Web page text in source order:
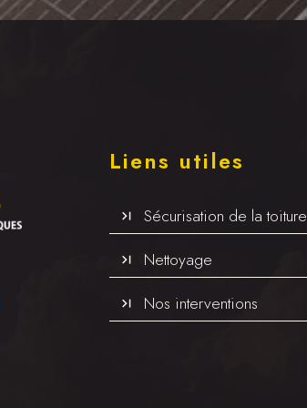
Liens utiles
Sécurisation de la toiture
Nettoyage
Nos interventions